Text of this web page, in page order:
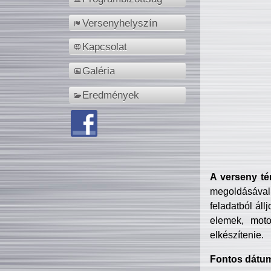
Versenyhelyszín
Kapcsolat
Galéria
Eredmények
A verseny
feladatból
elemek,
elkészítenie.
Fontos